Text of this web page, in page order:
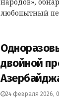
любопытный
двойной
24 февраля 2026,